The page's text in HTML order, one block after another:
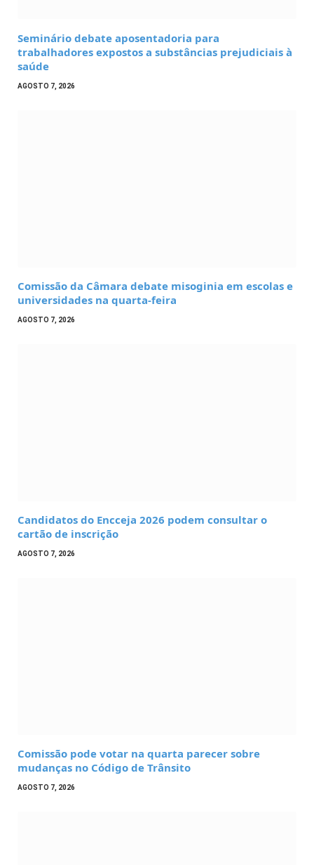
Seminário debate aposentadoria para
trabalhadores expostos a substâncias prejudiciais à
saúde
AGOSTO 7, 2026
Comissão da Câmara debate misoginia em escolas e
universidades na quarta-feira
AGOSTO 7, 2026
Candidatos do Encceja 2026 podem consultar o
cartão de inscrição
AGOSTO 7, 2026
Comissão pode votar na quarta parecer sobre
mudanças no Código de Trânsito
AGOSTO 7, 2026